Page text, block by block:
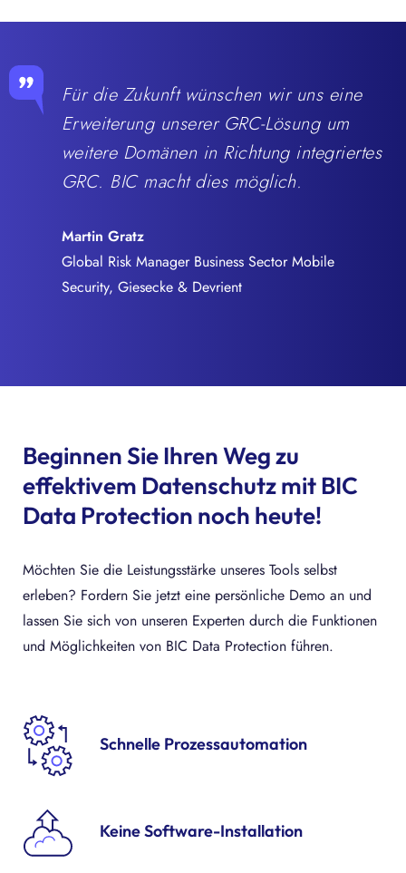
Für die Zukunft wünschen wir uns eine
Erweiterung unserer GRC-Lösung um
weitere Domänen in Richtung integriertes
GRC. BIC macht dies möglich.
Martin Gratz
Global Risk Manager Business Sector Mobile
Security, Giesecke & Devrient
Beginnen Sie Ihren Weg zu
effektivem Datenschutz mit BIC
Data Protection noch heute!
Möchten Sie die Leistungsstärke unseres Tools selbst
erleben? Fordern Sie jetzt eine persönliche Demo an und
lassen Sie sich von unseren Experten durch die Funktionen
und Möglichkeiten von BIC Data Protection führen.
Schnelle Prozessautomation
Keine Software-Installation